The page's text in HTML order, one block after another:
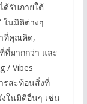
ด้รับภายใต้
ในมิติต่างๆ
าที่คุณคิด,
ที่มากกว่า และ
/ Vibes
รสะท้อนสิ่งที่
ในมิติอื่นๆ เช่น